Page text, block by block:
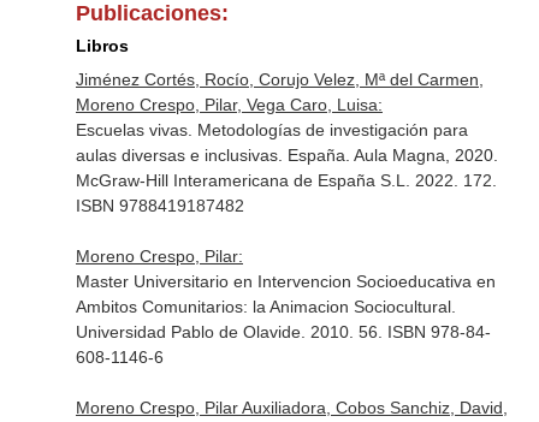
Publicaciones:
Libros
Jiménez Cortés, Rocío, Corujo Velez, Mª del Carmen,
Moreno Crespo, Pilar, Vega Caro, Luisa:
Escuelas vivas. Metodologías de investigación para
aulas diversas e inclusivas. España. Aula Magna, 2020.
McGraw-Hill Interamericana de España S.L. 2022. 172.
ISBN 9788419187482
Moreno Crespo, Pilar:
Master Universitario en Intervencion Socioeducativa en
Ambitos Comunitarios: la Animacion Sociocultural.
Universidad Pablo de Olavide. 2010. 56. ISBN 978-84-
608-1146-6
Moreno Crespo, Pilar Auxiliadora, Cobos Sanchiz, David,